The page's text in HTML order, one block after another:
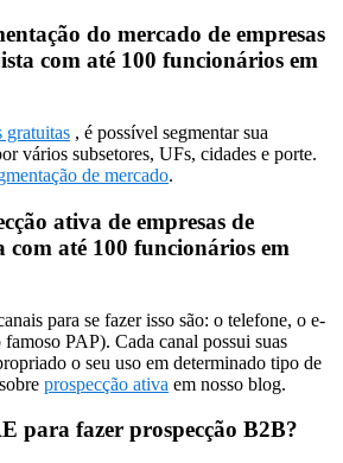
do mercado de empresas
com até 100 funcionários em
gratuitas , é possível segmentar sua
vários subsetores, UFs, cidades e porte.
de mercado.
ativa de empresas de
com até 100 funcionários em
para se fazer isso são: o telefone, o e-
PAP). Cada canal possui suas
o seu uso em determinado tipo de
prospecção ativa em nosso blog.
para fazer prospecção B2B?